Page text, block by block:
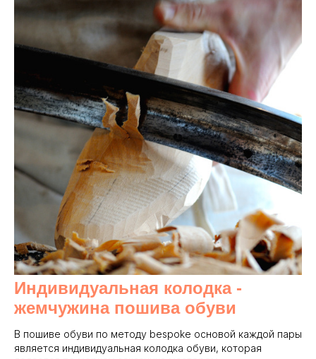
Индивидуальная колодка -
жемчужина пошива обуви
В пошиве обуви по методу bespoke основой каждой пары
является индивидуальная колодка обуви, которая